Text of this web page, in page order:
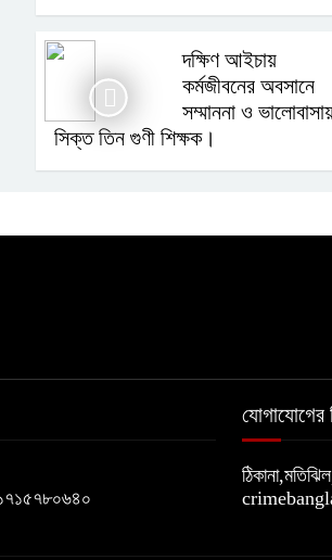
দক্ষিণ আইচায়
কর্মজীবনের অবসানে
সম্মাননা ও
সিক্ত তিন গুণী শিক্ষক।
যোগাযোগের